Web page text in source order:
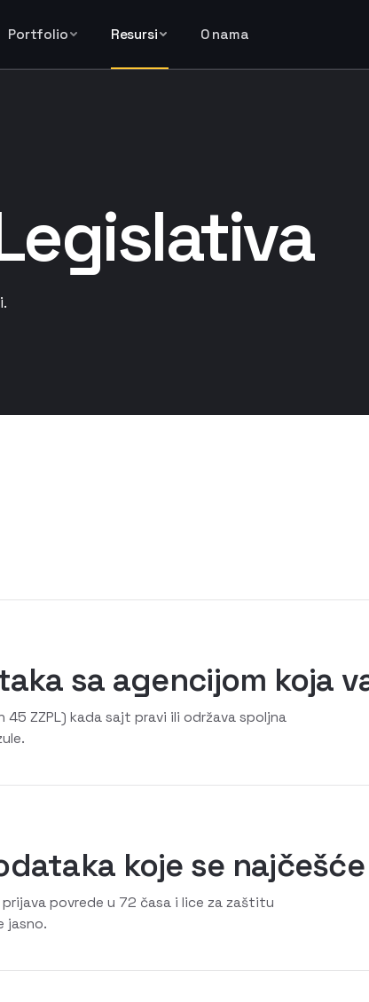
Portfolio Resursi O nama
sa agencijom koja
ZZPL) kada sajt pravi ili održava spoljna
koje se
povrede u 72 časa i lice za zaštitu
jasno.